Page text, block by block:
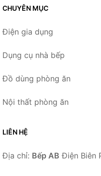
CHUYÊN MỤC
Điện gia dụng
Dụng cụ nhà bếp
Đồ dùng phòng ăn
Nội thất phòng ăn
LIÊN HỆ
Địa chỉ: Bếp AB Điện Biên